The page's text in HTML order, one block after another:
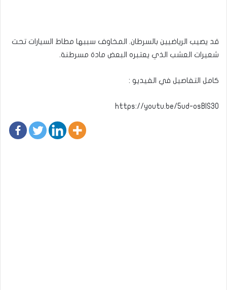
قد يصيب الرياضيين بالسرطان. المخاوف سببها مطاط السيارات تحت
شعيرات العشب الذي يعتبره البعض مادة مسرطنة.
كامل التفاصيل في الفيديو :
https://youtu.be/5ud-osBlS30